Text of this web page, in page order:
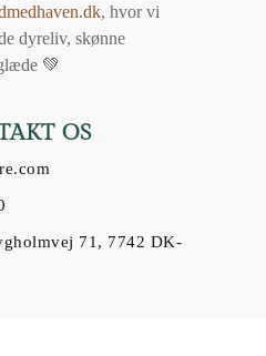
, hvor vi
dyreliv, skønne
💚
OS
71, 7742 DK-